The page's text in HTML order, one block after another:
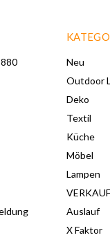
Neu
Outdoor
Deko
Textil
Küche
Möbel
Lampen
VERKAUF
Auslauf
X Faktor